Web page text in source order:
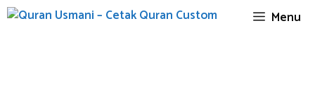
Skip
Menu